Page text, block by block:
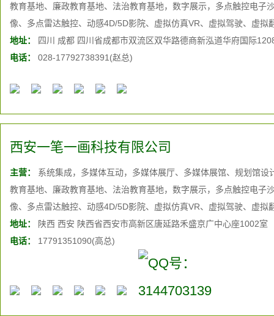
教育基地、廉政教育基地、法治教育基地，数字展示，多点触控电子
像、多点雷达触控、动感4D/5D影院、虚拟仿真VR、虚拟驾驶、虚拟
投影、大屏幕投影融合系统、液晶拼接、三维动画制作、互动软件开
统、家庭影院系统、背景音乐系统等多媒体音视频展览展示技术
地址：
四川 成都 四川省成都市双流区双华路德商新泓道华府国际
电话：
028-17792738391(赵总)
西安一笔一画科技有限公司
主营：
系统集成，多媒体互动，多媒体展厅、多媒体展馆、规划馆
教育基地、廉政教育基地、法治教育基地，数字展示，多点触控电子
像、多点雷达触控、动感4D/5D影院、虚拟仿真VR、虚拟驾驶、虚拟
投影、大屏幕投影融合系统、液晶拼接、三维动画制作、互动软件开
统、家庭影院系统、背景音乐系统等多媒体音视频展览展示技术
地址：
陕西 西安 陕西省西安市高新区唐延路禾盛京广中心座1002室
电话：
17791351090(高总)